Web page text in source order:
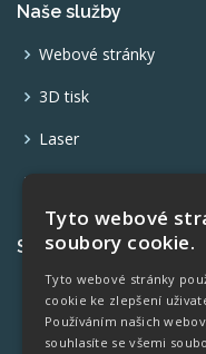
Naše služby
Webové stránky
3D tisk
Laser
Spřátelené weby
FOTO K5
Fakturace on-line
Tyto webové
soubory cookie.
Tyto webové stránky
cookie ke zlepšení
Používáním našich
souhlasíte se všemi